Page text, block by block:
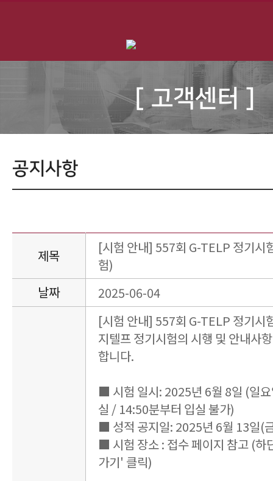
[ 고객센터 ]
공지사항
제목
[시험 안내] 557회 G-TELP 정기시
험)
날짜
2025-06-04
[시험 안내] 557회 G-TELP 정기시
지텔프 정기시험의 시행 및 안내사
합니다.
■ 시험 일시: 2025년 6월 8일 (일
실 / 14:50분부터 입실 불가)
■ 성적 공지일: 2025년 6월 13일(
■ 시험 장소 : 접수 페이지 참고 (하
가기' 클릭)